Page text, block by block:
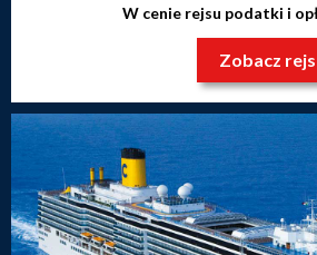
W cenie rejsu podatki i
Zobacz rejs